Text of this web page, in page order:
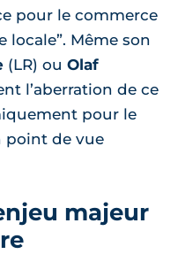
pour le commerce
locale”. Même son
(LR) ou Olaf
l’aberration de ce
pour le
point de vue
majeur